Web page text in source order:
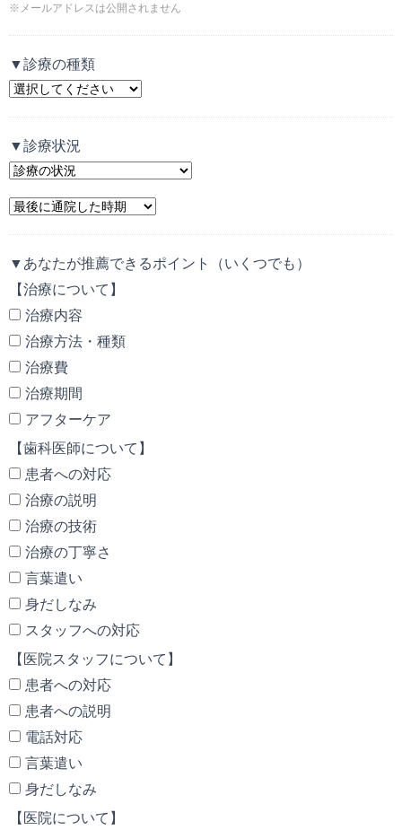
※メールアドレスは公開されません
▼診療の種類
▼診療状況
▼あなたが推薦できるポイント（いくつでも）
【治療について】
治療内容
治療方法・種類
治療費
治療期間
アフターケア
【歯科医師について】
患者への対応
治療の説明
治療の技術
治療の丁寧さ
言葉遣い
身だしなみ
スタッフへの対応
【医院スタッフについて】
患者への対応
患者への説明
電話対応
言葉遣い
身だしなみ
【医院について】